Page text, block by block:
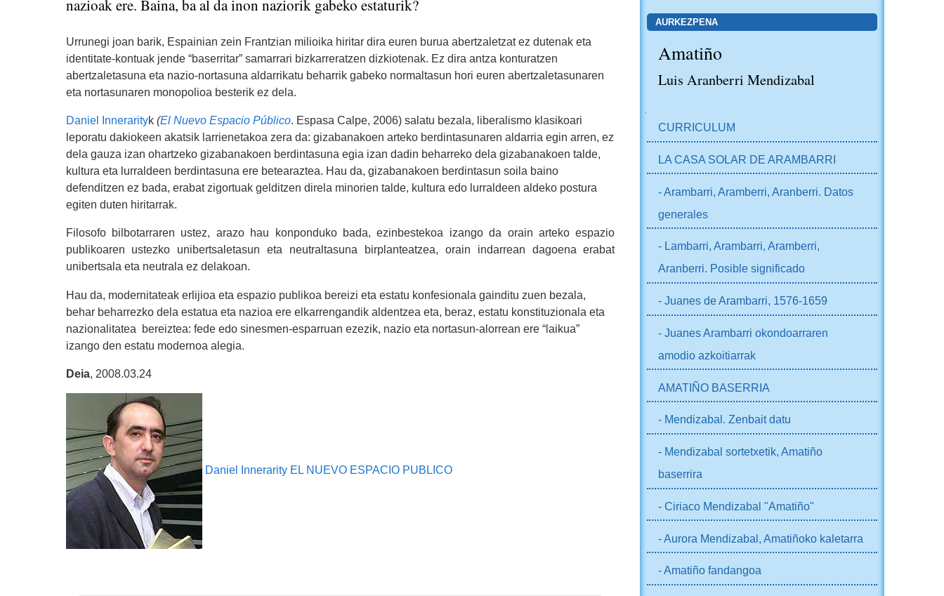
nazioak ere. Baina, ba al da inon naziorik gabeko estaturik?
Urrunegi joan barik, Espainian zein Frantzian milioika hiritar dira euren burua abertzaletzat ez dutenak eta
identitate-kontuak jende “baserritar” samarrari bizkarreratzen dizkiotenak. Ez dira antza konturatzen
abertzaletasuna eta nazio-nortasuna aldarrikatu beharrik gabeko normaltasun hori euren abertzaletasunaren
eta nortasunaren monopolioa besterik ez dela.
Daniel Innerarityk (El Nuevo Espacio Público. Espasa Calpe, 2006) salatu bezala, liberalismo klasikoari
leporatu dakiokeen akatsik larrienetakoa zera da: gizabanakoen arteko berdintasunaren aldarria egin arren, ez
dela gauza izan ohartzeko gizabanakoen berdintasuna egia izan dadin beharreko dela gizabanakoen talde,
kultura eta lurraldeen berdintasuna ere betearaztea. Hau da, gizabanakoen berdintasun soila baino
defenditzen ez bada, erabat zigortuak gelditzen direla minorien talde, kultura edo lurraldeen aldeko postura
egiten duten hiritarrak.
Filosofo bilbotarraren ustez, arazo hau konponduko bada, ezinbestekoa izango da orain arteko espazio
publikoaren ustezko unibertsaletasun eta neutraltasuna birplanteatzea, orain indarrean dagoena erabat
unibertsala eta neutrala ez delakoan.
Hau da, modernitateak erlijioa eta espazio publikoa bereizi eta estatu konfesionala gainditu zuen bezala,
behar beharrezko dela estatua eta nazioa ere elkarrengandik aldentzea eta, beraz, estatu konstituzionala eta
nazionalitatea bereiztea: fede edo sinesmen-esparruan ezezik, nazio eta nortasun-alorrean ere “laikua”
izango den estatu modernoa alegia.
Deia, 2008.03.24
Daniel Innerarity EL NUEVO ESPACIO PUBLICO
AURKEZPENA
Amatiño
Luis Aranberri Mendizabal
CURRICULUM
LA CASA SOLAR DE ARAMBARRI
- Arambarri, Aramberri, Aranberri. Datos
generales
- Lambarri, Arambarri, Aramberri,
Aranberri. Posible significado
- Juanes de Arambarri, 1576-1659
- Juanes Arambarri okondoarraren
amodio azkoitiarrak
AMATIÑO BASERRIA
- Mendizabal. Zenbait datu
- Mendizabal sortetxetik, Amatiño
baserrira
- Ciriaco Mendizabal "Amatiño"
- Aurora Mendizabal, Amatiñoko kaletarra
- Amatiño fandangoa